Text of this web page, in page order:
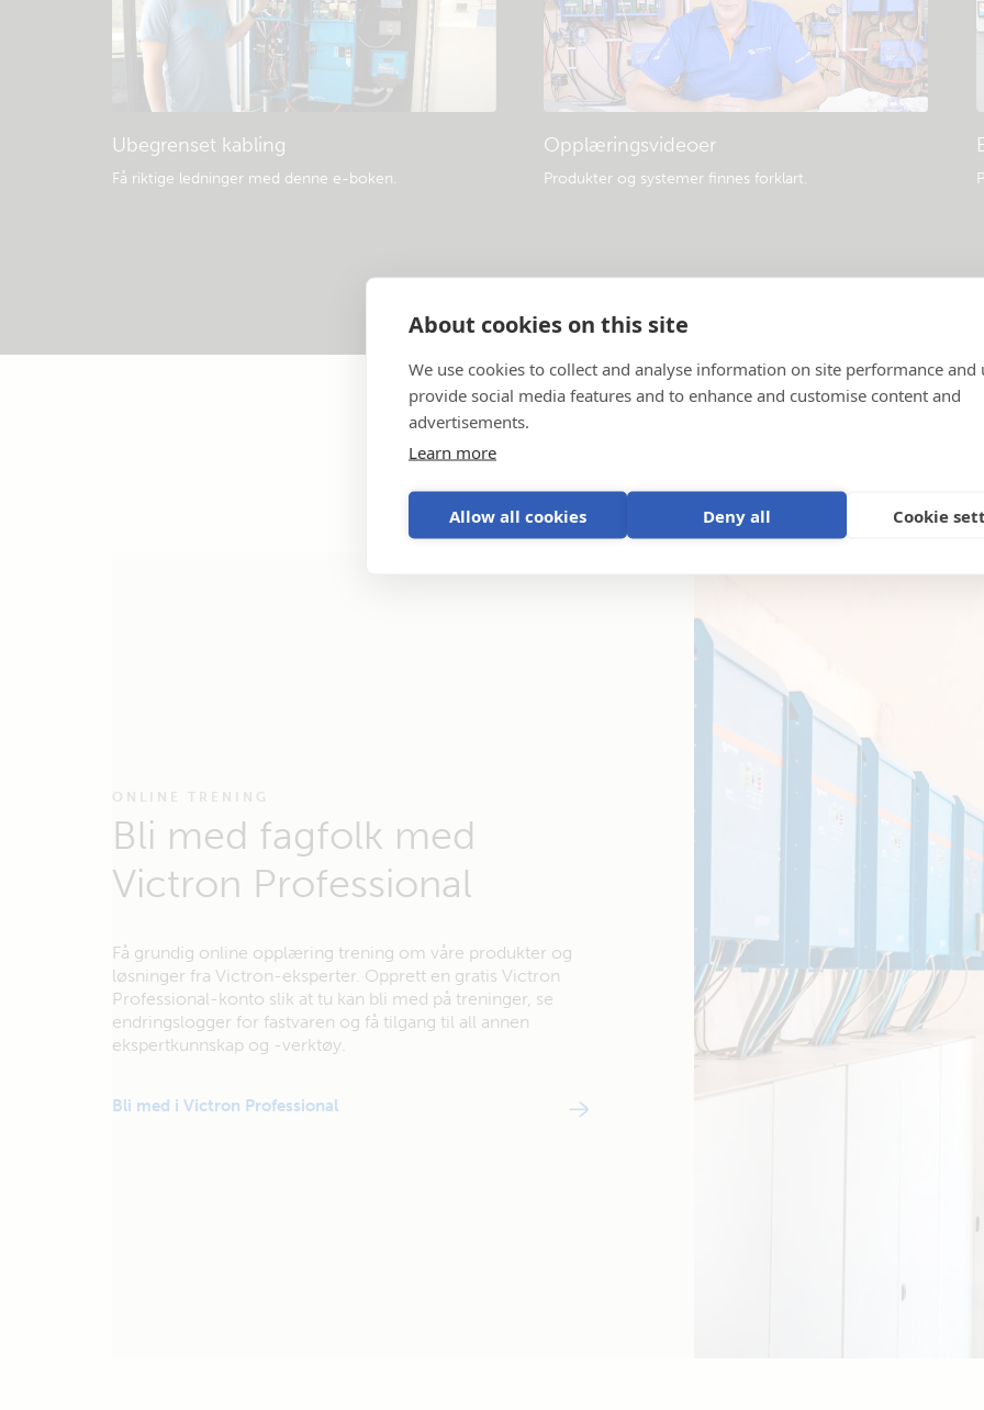
About cookies on this site
We use cookies to collect and analyse information on site performance and
provide social media features and to enhance and customise content and
advertisements.
Learn more
Allow all cookies Deny all Cookie
Ubegrenset kabling
Få riktige ledninger med denne e-boken.
Opplæringsvideoer
Produkter og systemer finnes forklart.
ONLINE TRENING
Bli med fagfolk med
Victron Professional
Få grundig online opplæring trening om våre produkter og
løsninger fra Victron-eksperter. Opprett en gratis Victron
Professional-konto slik at tu kan bli med på treninger, se
endringslogger for fastvaren og få tilgang til all annen
ekspertkunnskap og -verktøy.
Bli med i Victron Professional